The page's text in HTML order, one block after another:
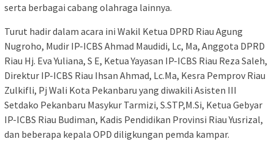
serta berbagai cabang olahraga lainnya.
Turut hadir dalam acara ini Wakil Ketua DPRD Riau Agung
Nugroho, Mudir IP-ICBS Ahmad Maudidi, Lc, Ma, Anggota DPRD
Riau Hj. Eva Yuliana, S E, Ketua Yayasan IP-ICBS Riau Reza Saleh,
Direktur IP-ICBS Riau Ihsan Ahmad, Lc.Ma, Kesra Pemprov Riau
Zulkifli, Pj Wali Kota Pekanbaru yang diwakili Asisten III
Setdako Pekanbaru Masykur Tarmizi, S.STP,M.Si, Ketua Gebyar
IP-ICBS Riau Budiman, Kadis Pendidikan Provinsi Riau Yusrizal,
dan beberapa kepala OPD diligkungan pemda kampar.